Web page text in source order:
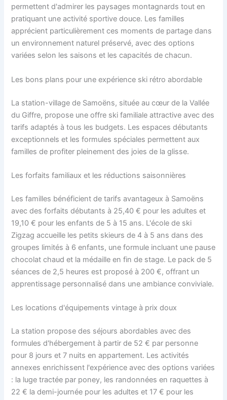
permettent d'admirer les paysages montagnards tout en
pratiquant une activité sportive douce. Les familles
apprécient particulièrement ces moments de partage dans
un environnement naturel préservé, avec des options
variées selon les saisons et les capacités de chacun.
Les bons plans pour une expérience ski rétro abordable
La station-village de Samoëns, située au cœur de la Vallée
du Giffre, propose une offre ski familiale attractive avec des
tarifs adaptés à tous les budgets. Les espaces débutants
exceptionnels et les formules spéciales permettent aux
familles de profiter pleinement des joies de la glisse.
Les forfaits familiaux et les réductions saisonnières
Les familles bénéficient de tarifs avantageux à Samoëns
avec des forfaits débutants à 25,40 € pour les adultes et
19,10 € pour les enfants de 5 à 15 ans. L'école de ski
Zigzag accueille les petits skieurs de 4 à 5 ans dans des
groupes limités à 6 enfants, une formule incluant une pause
chocolat chaud et la médaille en fin de stage. Le pack de 5
séances de 2,5 heures est proposé à 200 €, offrant un
apprentissage personnalisé dans une ambiance conviviale.
Les locations d'équipements vintage à prix doux
La station propose des séjours abordables avec des
formules d'hébergement à partir de 52 € par personne
pour 8 jours et 7 nuits en appartement. Les activités
annexes enrichissent l'expérience avec des options variées
: la luge tractée par poney, les randonnées en raquettes à
22 € la demi-journée pour les adultes et 17 € pour les